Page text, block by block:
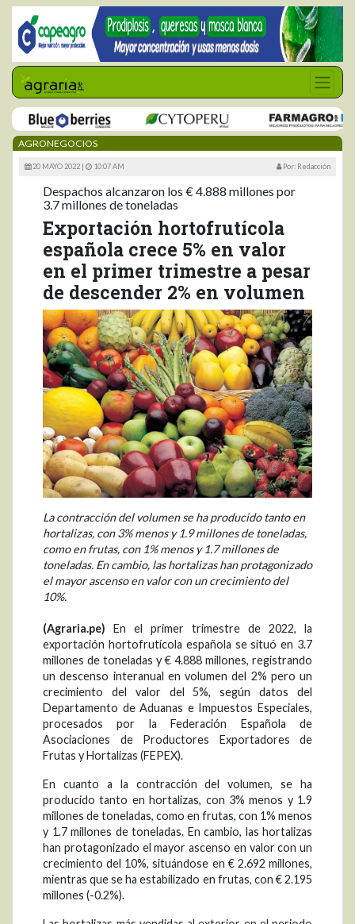
AGRONEGOCIOS
20 MAYO 2022 | 10:07 AM Por: Redacción
Despachos alcanzaron los € 4.888 millones por
3.7 millones de toneladas
Exportación hortofrutícola
española crece 5% en valor
en el primer trimestre a pesar
de descender 2% en volumen
La contracción del volumen se ha producido tanto en
hortalizas, con 3% menos y 1.9 millones de toneladas,
como en frutas, con 1% menos y 1.7 millones de
toneladas. En cambio, las hortalizas han protagonizado
el mayor ascenso en valor con un crecimiento del
10%.
(Agraria.pe) En el primer trimestre de 2022, la
exportación hortofrutícola española se situó en 3.7
millones de toneladas y € 4.888 millones, registrando
un descenso interanual en volumen del 2% pero un
crecimiento del valor del 5%, según datos del
Departamento de Aduanas e Impuestos Especiales,
procesados por la Federación Española de
Asociaciones de Productores Exportadores de
Frutas y Hortalizas (FEPEX).
En cuanto a la contracción del volumen, se ha
producido tanto en hortalizas, con 3% menos y 1.9
millones de toneladas, como en frutas, con 1% menos
y 1.7 millones de toneladas. En cambio, las hortalizas
han protagonizado el mayor ascenso en valor con un
crecimiento del 10%, situándose en € 2.692 millones,
mientras que se ha estabilizado en frutas, con € 2.195
millones (-0.2%).